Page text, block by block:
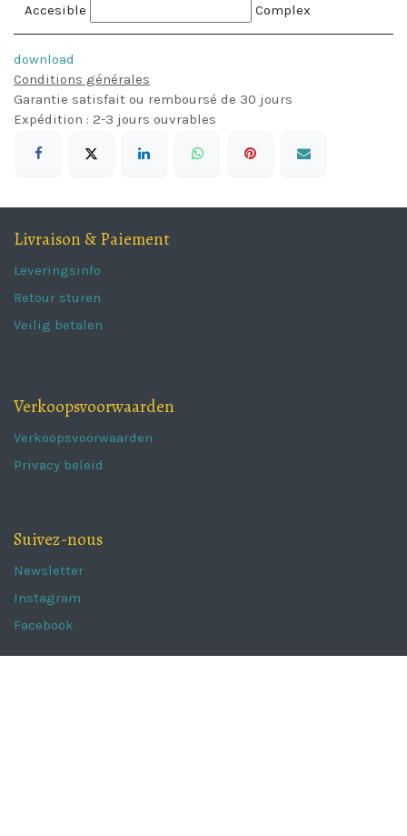
Accesible Complex
download
Conditions générales
Garantie satisfait ou remboursé de 30 jours
Expédition : 2-3 jours ouvrables
Livraison & Paiement
Leveringsinfo
Retour sturen
Veilig betalen
Verkoopsvoorwaarden
Verkoopsvoorwaarden
Privacy beleid
Suivez-nous
Newsletter
Instagram
Facebook